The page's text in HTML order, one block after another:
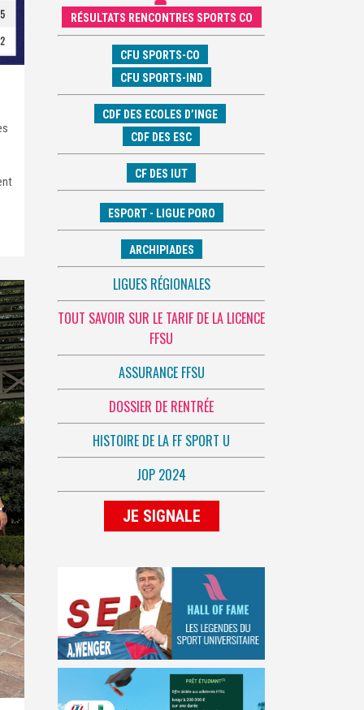
RÉSULTATS RENCONTRES SPORTS CO
CFU SPORTS-CO
CFU SPORTS-IND
CDF DES ECOLES D’INGE
CDF DES ESC
CF DES IUT
ESPORT - LIGUE PORO
ARCHIPIADES
LIGUES RÉGIONALES
TOUT SAVOIR SUR LE TARIF DE LA LICENCE
FFSU
ASSURANCE FFSU
DOSSIER DE RENTRÉE
HISTOIRE DE LA FF SPORT U
JOP 2024
JE SIGNALE